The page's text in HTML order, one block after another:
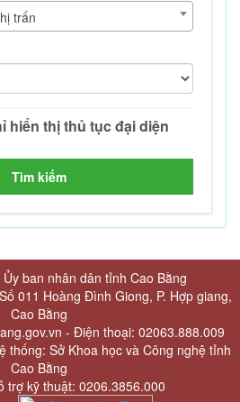
trấn
Tìm kiếm
ban nhân dân tỉnh Cao Bằng
011 Hoàng Đình Giong, P. Hợp giang,
Cao Bằng
- Điện thoại: 02063.888.009
thống: Sở Khoa học và Công nghệ tỉnh
Cao Bằng
trợ kỹ thuật: 0206.3856.000